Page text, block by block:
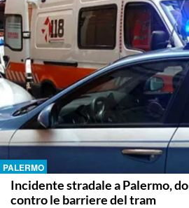
PALERMO
Incidente stradale a Palermo,
contro le barriere del tram